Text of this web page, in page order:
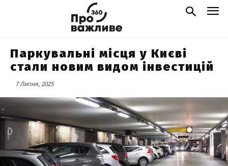
Паркувальні місця у Києві
стали новим видом інвестицій
7 Липня, 2025